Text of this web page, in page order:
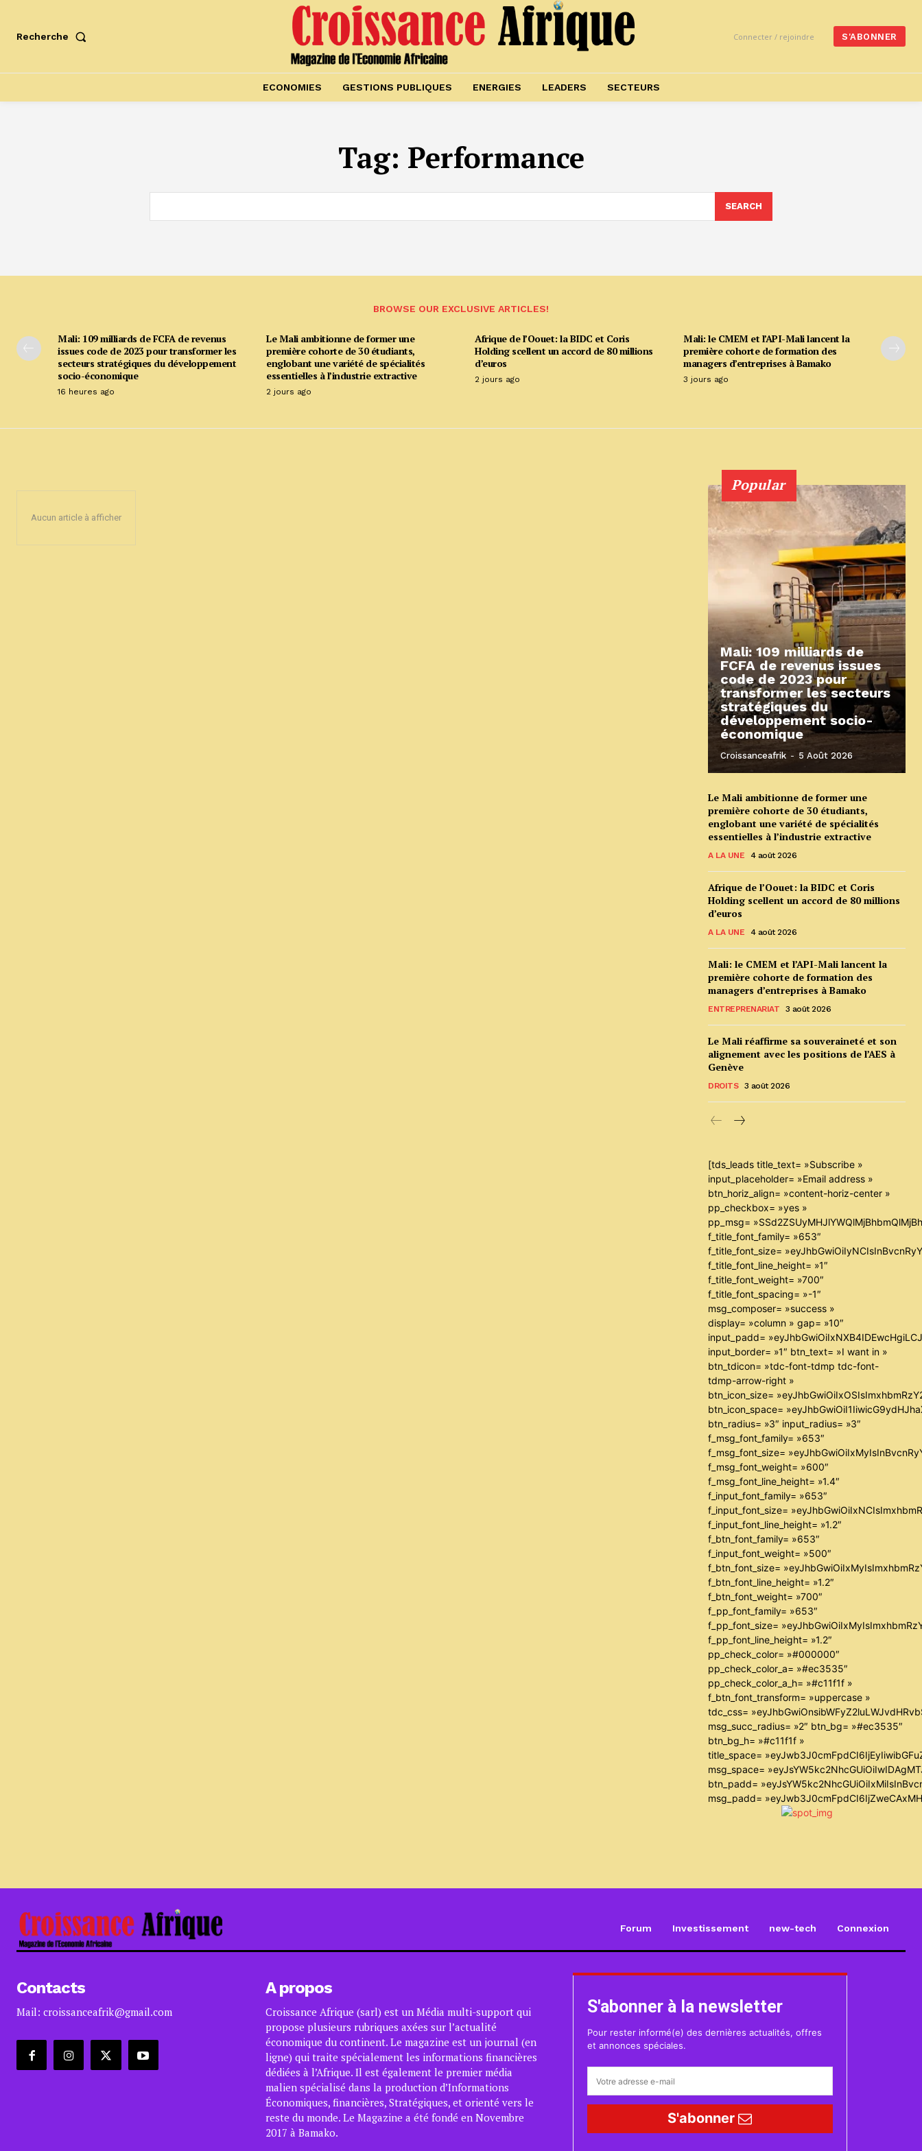
Recherche Connecter / rejoindre S'ABONNER
ECONOMIES GESTIONS PUBLIQUES ENERGIES LEADERS SECTEURS
Tag: Performance
SEARCH
BROWSE OUR EXCLUSIVE ARTICLES!
Mali: 109 milliards de FCFA de revenus
issues code de 2023 pour transformer les
secteurs stratégiques du développement
socio-économique
16 heures ago
Le Mali ambitionne de former une
première cohorte de 30 étudiants,
englobant une variété de spécialités
essentielles à l’industrie extractive
2 jours ago
Afrique de l’Oouet: la BIDC et Coris
Holding scellent un accord de 80 millions
d’euros
2 jours ago
Mali: le CMEM et l’API-Mali lancent la
première cohorte de formation des
managers d’entreprises à Bamako
3 jours ago
Aucun article à afficher
Popular
Mali: 109 milliards de
FCFA de revenus issues
code de 2023 pour
transformer les secteurs
stratégiques du
développement socio-
économique
Croissanceafrik - 5 Août 2026
Le Mali ambitionne de former une
première cohorte de 30 étudiants,
englobant une variété de spécialités
essentielles à l’industrie extractive
A LA UNE 4 août 2026
Afrique de l’Oouet: la BIDC et Coris
Holding scellent un accord de 80 millions
d’euros
A LA UNE 4 août 2026
Mali: le CMEM et l’API-Mali lancent la
première cohorte de formation des
managers d’entreprises à Bamako
ENTREPRENARIAT 3 août 2026
Le Mali réaffirme sa souveraineté et son
alignement avec les positions de l’AES à
Genève
DROITS 3 août 2026
[tds_leads title_text= »Subscribe »
input_placeholder= »Email address »
btn_horiz_align= »content-horiz-center »
pp_checkbox= »yes »
pp_msg=
f_title_font_family= »653″
f_title_font_size=
f_title_font_line_height= »1″
f_title_font_weight= »700″
f_title_font_spacing= »-1″
msg_composer= »success »
display= »column » gap= »10″
input_padd=
input_border= »1″ btn_text= »I want in »
btn_tdicon= »tdc-font-tdmp tdc-font-
tdmp-arrow-right »
btn_icon_size=
btn_icon_space=
btn_radius= »3″ input_radius= »3″
f_msg_font_family= »653″
f_msg_font_size=
f_msg_font_weight= »600″
f_msg_font_line_height= »1.4″
f_input_font_family= »653″
f_input_font_size=
f_input_font_line_height= »1.2″
f_btn_font_family= »653″
f_input_font_weight= »500″
f_btn_font_size=
f_btn_font_line_height= »1.2″
f_btn_font_weight= »700″
f_pp_font_family= »653″
f_pp_font_size=
f_pp_font_line_height= »1.2″
pp_check_color= »#000000″
pp_check_color_a= »#ec3535″
pp_check_color_a_h= »#c11f1f »
f_btn_font_transform= »uppercase »
tdc_css=
msg_succ_radius= »2″ btn_bg= »#ec3535″
btn_bg_h= »#c11f1f »
title_space=
msg_space=
btn_padd=
msg_padd=
Forum Investissement new-tech Connexion
Contacts
Mail: croissanceafrik@gmail.com
A propos
Croissance Afrique (sarl) est un Média multi-support qui
propose plusieurs rubriques axées sur l’actualité
économique du continent. Le magazine est un journal (en
ligne) qui traite spécialement les informations financières
dédiées à l’Afrique. Il est également le premier média
malien spécialisé dans la production d’Informations
Économiques, financières, Stratégiques, et orienté vers le
reste du monde. Le Magazine a été fondé en Novembre
2017 à Bamako.
S'abonner à la newsletter
Pour rester informé(e) des dernières actualités, offres
et annonces spéciales.
S'abonner